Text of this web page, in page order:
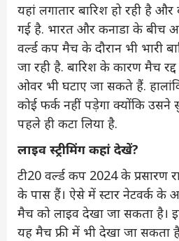
यहां लगातार बारिश हो रही है और
गई है. भारत और कनाडा के बीच
वर्ल्ड कप मैच के दौरान भी भारी
जा रही है. बारिश के कारण मैच
ओवर भी घटाए जा सकते हैं.
कोई फर्क नहीं पड़ेगा क्योंकि
पहले ही कटा लिया है.
लाइव स्ट्रीमिंग कहां देखें?
टी20 वर्ल्‍ड कप 2024 के प्रसारण
के पास हैं। ऐसे में स्टार नेटवर्क
मैच को लाइव देखा जा सकता है।
यह मैच फ्री में भी देखा जा सकता